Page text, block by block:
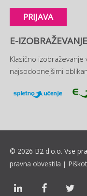
PRIJAVA
E-IZOBRAŽEVANJE
Klasično
najsodobnejšimi
© 2026 B2 d.o.o. Vse
pravna obvestila |